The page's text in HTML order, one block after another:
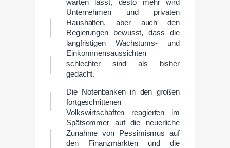
warten lässt, desto mehr wird
Unternehmen und privaten
Haushalten, aber auch den
Regierungen bewusst, dass die
langfristigen Wachstums- und
Einkommensaussichten
schlechter sind als bisher
gedacht.
Die Notenbanken in den großen
fortgeschrittenen
Volkswirtschaften reagierten im
Spätsommer auf die neuerliche
Zunahme von Pessimismus auf
den Finanzmärkten und die